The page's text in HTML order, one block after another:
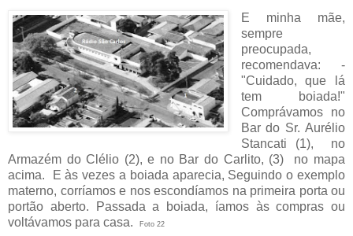
E minha mãe,
sempre
preocupada,
recomendava: -
"Cuidado, que lá
tem boiada!"
Comprávamos no
Bar do Sr. Aurélio
Stancati (1), no
Armazém do Clélio (2), e no Bar do Carlito, (3) no mapa
acima. E às vezes a boiada aparecia, Seguindo o exemplo
materno, corríamos e nos escondíamos na primeira porta ou
portão aberto. Passada a boiada, íamos às compras ou
voltávamos para casa.
Foto 22